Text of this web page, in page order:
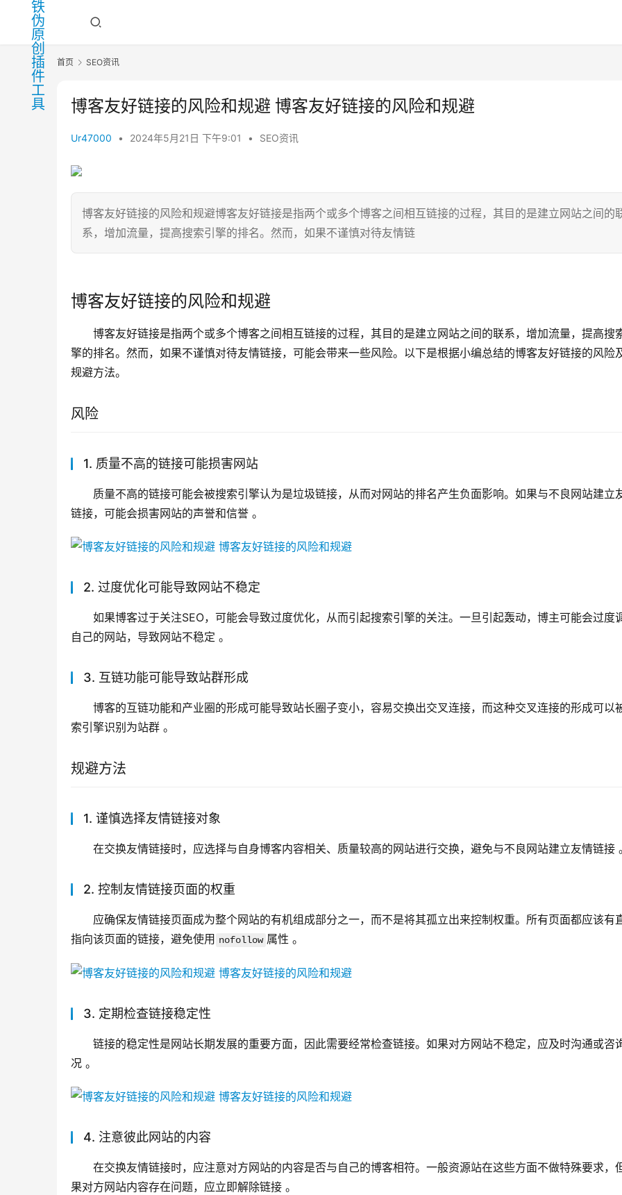
首页 SEO资讯
博客友好链接的风险和规避 博客友好链接的风险和规避
Ur47000 • 2024年5月21日 下午9:01 • SEO资讯
博客友好链接的风险和规避博客友好链接是指两个或多个博客之间相互链接的过程，其目的是建立网站之间的
系，增加流量，提高搜索引擎的排名。然而，如果不谨慎对待友情链
博客友好链接的风险和规避
博客友好链接是指两个或多个博客之间相互链接的过程，其目的是建立网站之间的联系，增加流量，提高搜
擎的排名。然而，如果不谨慎对待友情链接，可能会带来一些风险。以下是根据小编总结的博客友好链接的风险
规避方法。
风险
1. 质量不高的链接可能损害网站
质量不高的链接可能会被搜索引擎认为是垃圾链接，从而对网站的排名产生负面影响。如果与不良网站建立
链接，可能会损害网站的声誉和信誉 。
2. 过度优化可能导致网站不稳定
如果博客过于关注SEO，可能会导致过度优化，从而引起搜索引擎的关注。一旦引起轰动，博主可能会过度
自己的网站，导致网站不稳定 。
3. 互链功能可能导致站群形成
博客的互链功能和产业圈的形成可能导致站长圈子变小，容易交换出交叉连接，而这种交叉连接的形成可以
索引擎识别为站群 。
规避方法
1. 谨慎选择友情链接对象
在交换友情链接时，应选择与自身博客内容相关、质量较高的网站进行交换，避免与不良网站建立友情链接 。
2. 控制友情链接页面的权重
应确保友情链接页面成为整个网站的有机组成部分之一，而不是将其孤立出来控制权重。所有页面都应该有
指向该页面的链接，避免使用 nofollow 属性 。
3. 定期检查链接稳定性
链接的稳定性是网站长期发展的重要方面，因此需要经常检查链接。如果对方网站不稳定，应及时沟通或咨
况 。
4. 注意彼此网站的内容
在交换友情链接时，应注意对方网站的内容是否与自己的博客相符。一般资源站在这些方面不做特殊要求，
果对方网站内容存在问题，应立即解除链接 。